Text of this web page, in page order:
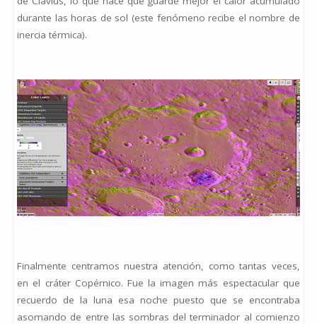
durante las horas de sol (este fenómeno recibe el nombre de
inercia térmica).
Finalmente centramos nuestra atención, como tantas veces,
en el cráter Copérnico. Fue la imagen más espectacular que
recuerdo de la luna esa noche puesto que se encontraba
asomando de entre las sombras del terminador al comienzo